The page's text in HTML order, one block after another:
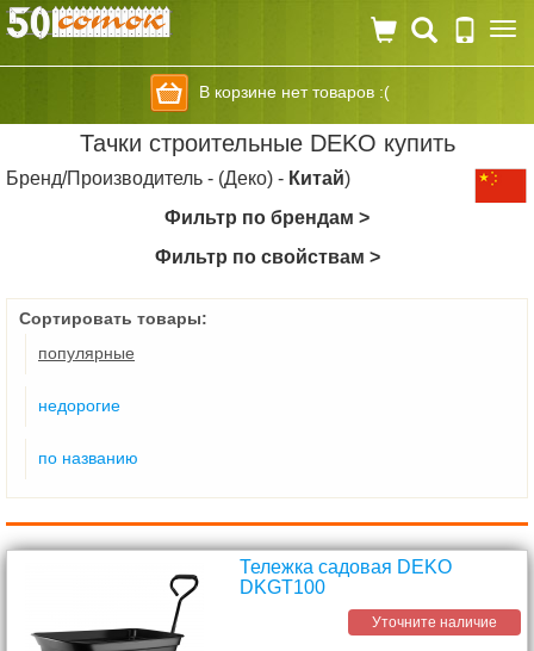
В корзине нет товаров :(
Тачки строительные DEKO купить
Бренд/Производитель - (Деко) - Китай)
Фильтр по брендам >
Фильтр по свойствам >
Сортировать товары:
популярные
недорогие
по названию
Тележка садовая DEKO
DKGT100
Уточните наличие